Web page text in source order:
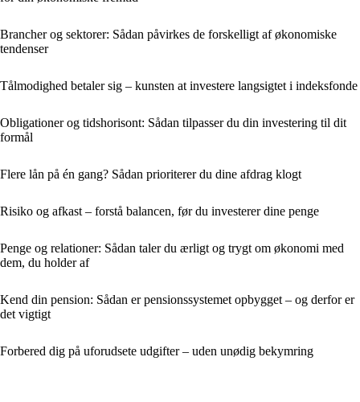
Brancher og sektorer: Sådan påvirkes de forskelligt af økonomiske
tendenser
Tålmodighed betaler sig – kunsten at investere langsigtet i indeksfonde
Obligationer og tidshorisont: Sådan tilpasser du din investering til dit
formål
Flere lån på én gang? Sådan prioriterer du dine afdrag klogt
Risiko og afkast – forstå balancen, før du investerer dine penge
Penge og relationer: Sådan taler du ærligt og trygt om økonomi med
dem, du holder af
Kend din pension: Sådan er pensionssystemet opbygget – og derfor er
det vigtigt
Forbered dig på uforudsete udgifter – uden unødig bekymring